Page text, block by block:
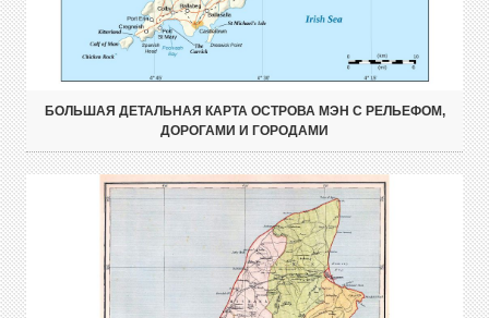
БОЛЬШАЯ ДЕТАЛЬНАЯ КАРТА ОСТРОВА МЭН С РЕЛЬЕФОМ,
ДОРОГАМИ И ГОРОДАМИ